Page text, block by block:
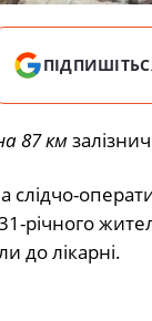
87 км
слідчо-
річного
до лікарні.